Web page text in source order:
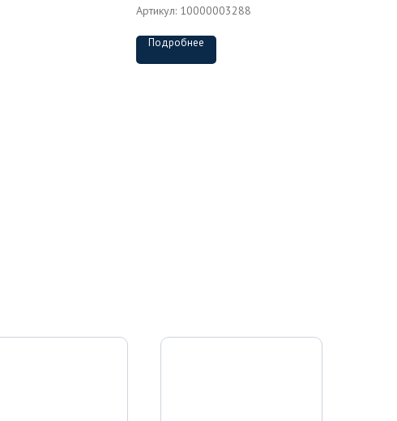
Артикул: 10000003288
Подробнее